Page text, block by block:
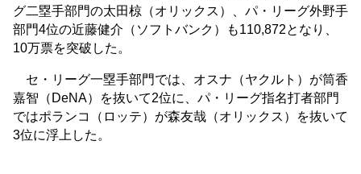
グ二塁手部門の太田椋（オリックス）、パ・リーグ外野手
部門4位の近藤健介（ソフトバンク）も110,872となり、
10万票を突破した。
セ・リーグ一塁手部門では、オスナ（ヤクルト）が筒香
嘉智（DeNA）を抜いて2位に、パ・リーグ指名打者部門
ではポランコ（ロッテ）が森友哉（オリックス）を抜いて
3位に浮上した。